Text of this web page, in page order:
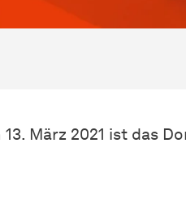
März 2021 ist das